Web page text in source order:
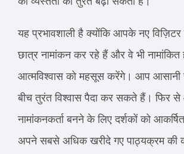
यह प्रभावशाली है क्योंकि आपके नए
छात्र नामांकन कर रहे हैं और वे भी
आत्मविश्वास को महसूस करेंगे। आप
बीच तुरंत विश्वास पैदा कर सकते हैं। फिर
नामांकनकर्ता बनने के लिए दर्शकों को
अपने सबसे अधिक खरीदे गए पाठ्यक्रम की